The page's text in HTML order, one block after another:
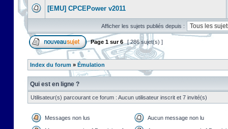
[EMU] CPCEPower v2011
Afficher les sujets publiés depuis :
Page 1 sur6 [ 286 sujet(s) ]
Index du forum » Émulation
Qui est en ligne ?
Utilisateur(s) parcourant ce forum : Aucun utilisateur inscrit et 7 invité(s)
Messages non lus Aucun message non lu